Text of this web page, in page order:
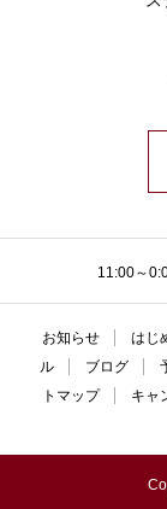
11:00～
お知らせ はじ
ル
ブログ
トマップ
キャ